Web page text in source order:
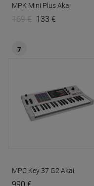
MPK Mini PlusAkai
169 € 133 €
7
MPC Key 37 G2 Akai